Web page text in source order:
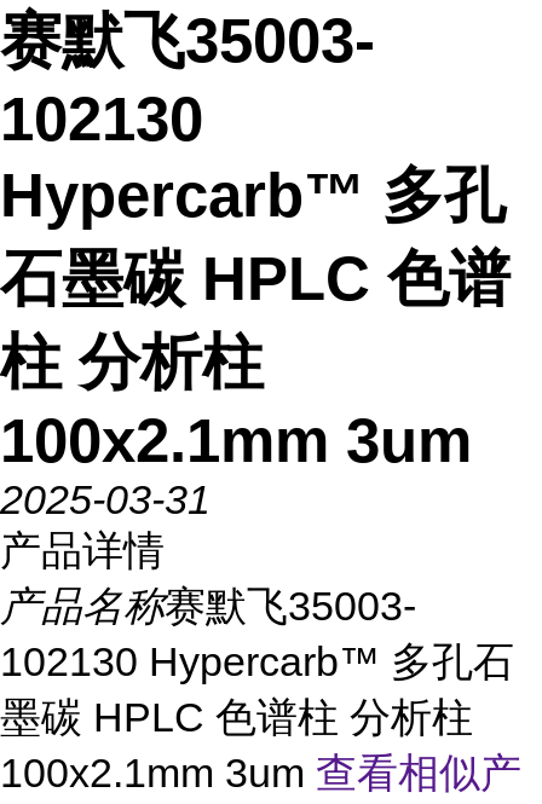
赛默飞35003-
102130
Hypercarb™ 多孔
石墨碳 HPLC 色谱
柱 分析柱
100x2.1mm 3um
2025-03-31
产品详情
产品名称赛默飞35003-
102130 Hypercarb™ 多孔石
墨碳 HPLC 色谱柱 分析柱
100x2.1mm 3um 查看相似产